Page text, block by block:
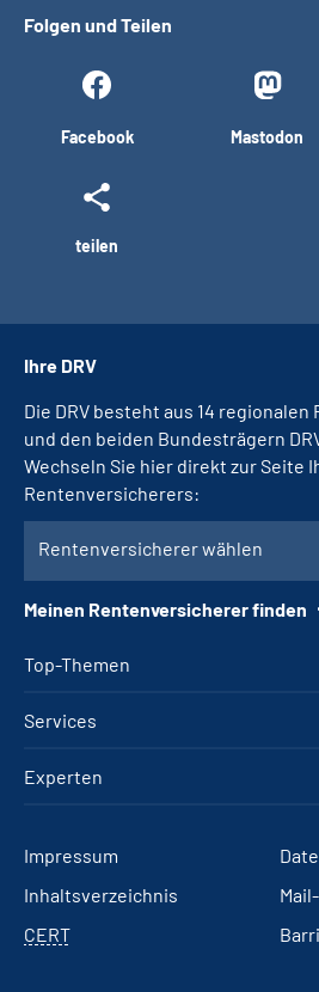
Folgen und Teilen
Facebook Mastodon
teilen
Top-Themen
Services
Experten
Ihre DRV
Die DRV besteht aus 14
und den beiden Bundesträgern
Wechseln Sie hier direkt zur Seite
Rentenversicherers:
Rentenversicherer wählen
Meinen Rentenversicherer finden
Impressum
Inhaltsverzeichnis
CERT